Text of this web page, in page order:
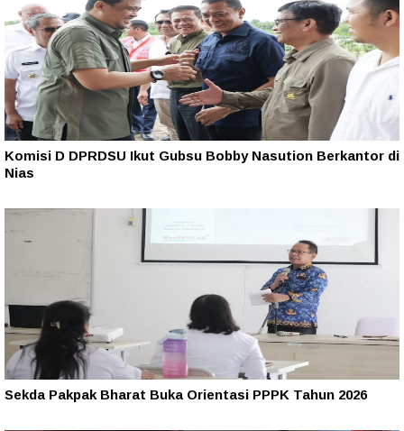
Komisi D DPRDSU Ikut Gubsu Bobby Nasution Berkantor di
Nias
Sekda Pakpak Bharat Buka Orientasi PPPK Tahun 2026